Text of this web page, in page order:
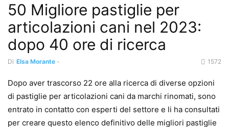
50 Migliore pastiglie per
articolazioni cani nel 2023:
dopo 40 ore di ricerca
Di Elsa Morante - 1572
Dopo aver trascorso 22 ore alla ricerca di diverse opzioni
di pastiglie per articolazioni cani da marchi rinomati, sono
entrato in contatto con esperti del settore e li ha consultati
per creare questo elenco definitivo delle migliori pastiglie